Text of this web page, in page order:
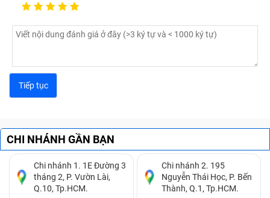
Nếu bạn đang gặp tình trạng không đưa đĩa vào trong
máy laptop của mình được là do win đang cài đặt trong
thích, bạn nên cập nhật driver mới cho laptop hoặc bạn
cũng có thể fix lỗi win lại.
Options, và chọn dòng Disable driver signature
enforcement là xong ngay. Nếu không được bạn chỉ còn
cách khắc phục bằng việc mang laptop đến tiệm sửa lỗi
hay thay thế ổ đĩa DVD mới.
CHI NHÁNH GẦN BẠN
Chi nhánh 1. 1E Đường 3
tháng 2, P. Vườn Lài,
Q.10, Tp.HCM.
Chi nhánh 2. 195
Nguyễn Thái Học, P. Bến
Thành, Q.1, Tp.HCM.